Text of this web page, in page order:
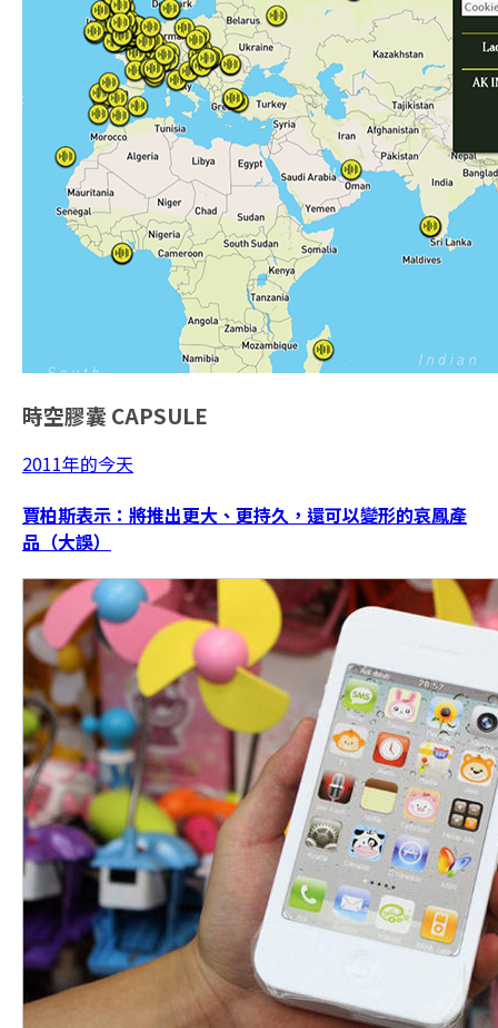
時空膠囊 CAPSULE
2011年的今天
賈柏斯表示：將推出更大、更持久，還可以變形的哀鳳產
品（大誤）